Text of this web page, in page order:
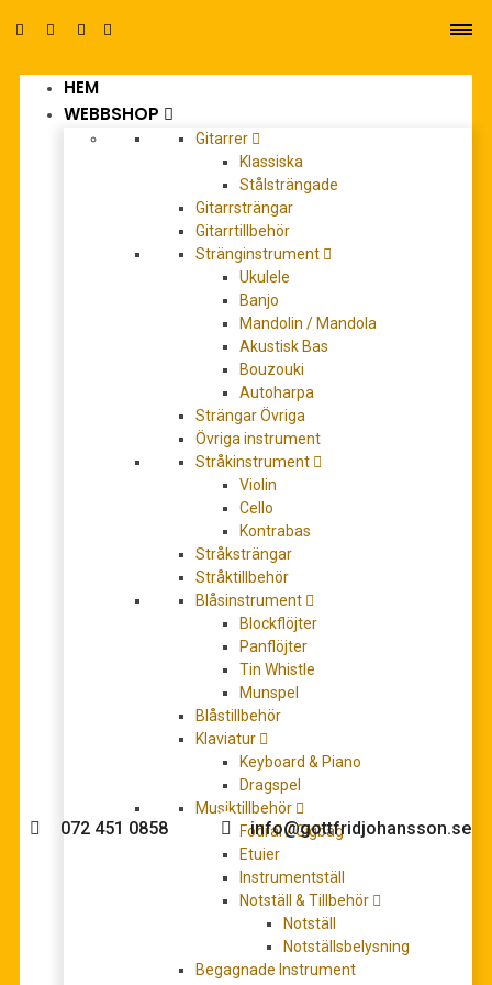
HEM
WEBBSHOP
Gitarrer
Klassiska
Stålsträngade
Gitarrsträngar
Gitarrtillbehör
Stränginstrument
Ukulele
Banjo
Mandolin / Mandola
Akustisk Bas
Bouzouki
Autoharpa
Strängar Övriga
Övriga instrument
Stråkinstrument
Violin
Cello
Kontrabas
Stråksträngar
Stråktillbehör
Blåsinstrument
Blockflöjter
Panflöjter
Tin Whistle
Munspel
Blåstillbehör
Klaviatur
Keyboard & Piano
Dragspel
Musiktillbehör
Fodral / Gigbag
Etuier
Instrumentställ
Notställ & Tillbehör
Notställ
Notställsbelysning
Begagnade Instrument
Peterson-Berger, Wilhelm: Ur en kärlekssaga – Sju
sånger för en röst med piano Häfte 1
114,00kr
LÄGG TILL I VARUKORG
Behöver du hjälp med köpet?
072 451 0858 info@gottfridjohansson.se
Telefontider:
Måndag – fredag 10-12